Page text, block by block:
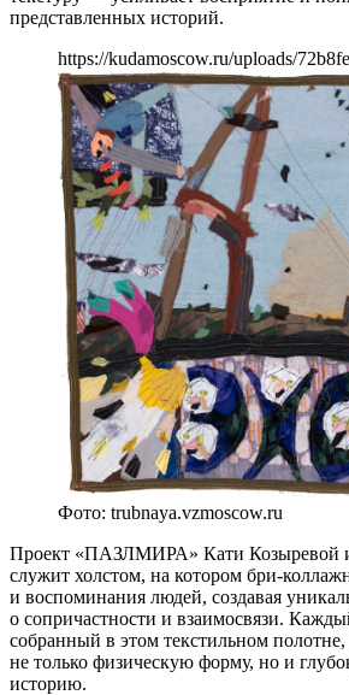
представленных историй.
https://kudamoscow.ru/uploads/
Фото: trubnaya.vzmoscow.ru
Проект «ПАЗЛМИРА» Кати Козыревой
служит холстом, на котором бри-
и воспоминания людей, создавая
о сопричастности и взаимосвязи.
собранный в этом текстильном полотне,
не только физическую форму, но и
историю.